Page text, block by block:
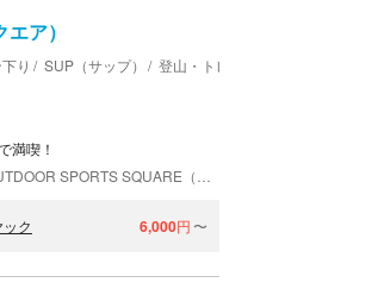
ア）
り SUP（サップ）
登山・トレッキング
満喫！
ク 6,000円 〜